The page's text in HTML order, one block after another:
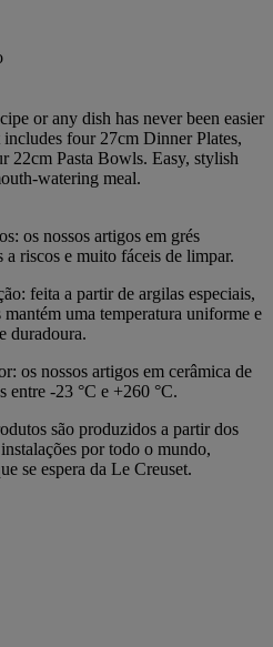
or any dish has never been easier
four 27cm Dinner Plates,
22cm Pasta Bowls. Easy, stylish
watering meal.
os nossos artigos em grés
a riscos e muito fáceis de limpar.
feita a partir de argilas especiais,
mantém uma temperatura uniforme e
duradoura.
os nossos artigos em cerâmica de
entre -23 °C e +260 °C.
são produzidos a partir dos
por todo o mundo,
se espera da Le Creuset.